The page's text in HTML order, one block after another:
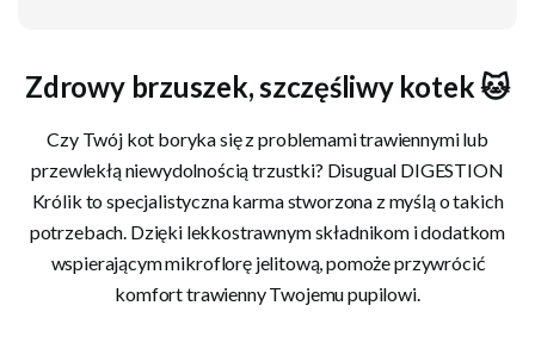
Zdrowy brzuszek, szczęśliwy kotek 🐱
Czy Twój kot boryka się z problemami trawiennymi lub
przewlekłą niewydolnością trzustki? Disugual DIGESTION
Królik to specjalistyczna karma stworzona z myślą o takich
potrzebach. Dzięki lekkostrawnym składnikom i dodatkom
wspierającym mikroflorę jelitową, pomoże przywrócić
komfort trawienny Twojemu pupilowi.